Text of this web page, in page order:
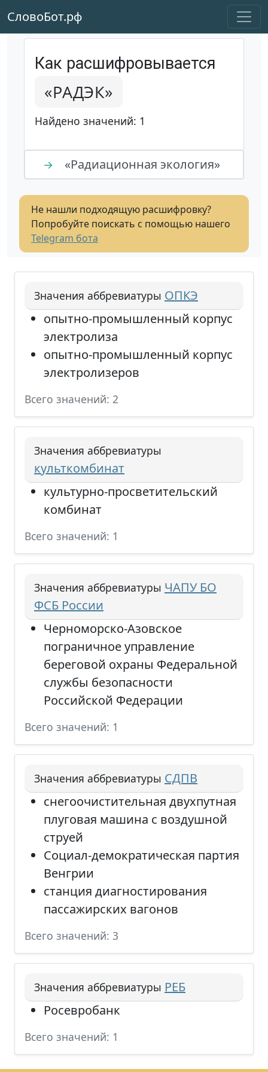
СловоБот.рф
Как расшифровывается
«РАДЭК»
Найдено значений: 1
→ «Радиационная экология»
Не нашли подходящую расшифровку?
Попробуйте поискать с помощью нашего
Telegram бота
Значения аббревиатуры ОПКЭ
опытно-промышленный корпус
электролиза
опытно-промышленный корпус
электролизеров
Всего значений: 2
Значения аббревиатуры
культкомбинат
культурно-просветительский
комбинат
Всего значений: 1
Значения аббревиатуры ЧАПУ БО
ФСБ России
Черноморско-Азовское
пограничное управление
береговой охраны Федеральной
службы безопасности
Российской Федерации
Всего значений: 1
Значения аббревиатуры СДПВ
снегоочистительная двухпутная
плуговая машина с воздушной
струей
Социал-демократическая партия
Венгрии
станция диагностирования
пассажирских вагонов
Всего значений: 3
Значения аббревиатуры РЕБ
Росевробанк
Всего значений: 1